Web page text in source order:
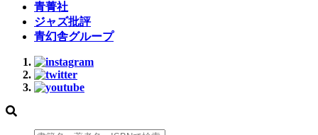
青菁社
ジャズ批評
青幻舎グループ